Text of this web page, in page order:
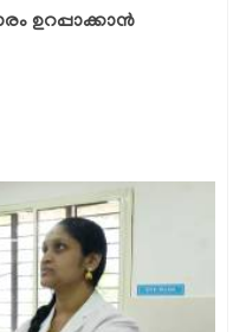
ഉറപ്പാക്കാന്‍